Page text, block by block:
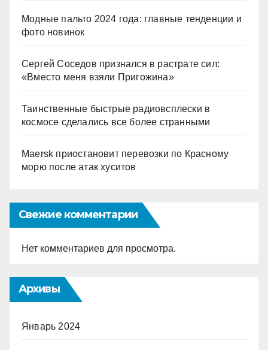
Модные пальто 2024 года: главные тенденции и
фото новинок
Сергей Соседов признался в растрате сил:
«Вместо меня взяли Пригожина»
Таинственные быстрые радиовсплески в
космосе сделались все более странными
Maersk приостановит перевозки по Красному
морю после атак хуситов
Свежие комментарии
Нет комментариев для просмотра.
Архивы
Январь 2024